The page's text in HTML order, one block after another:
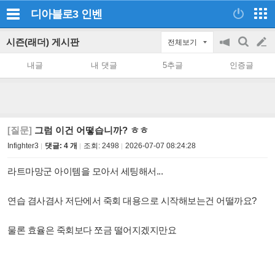
디아블로3 인벤
시즌(래더) 게시판 전체보기
공
on/off
검
색
글
쓰
내글 내 댓글 5추글 인증글
[질문] 그럼 이건 어떻습니까? ㅎㅎ
Infighter3 댓글: 4 개 조회: 2498 2026-07-07 08:24:28
라트마망군 아이템을 모아서 세팅해서...
연습 겸사겸사 저단에서 죽회 대용으로 시작해보는건 어떨까요?
물론 효율은 죽회보다 쪼금 떨어지겠지만요